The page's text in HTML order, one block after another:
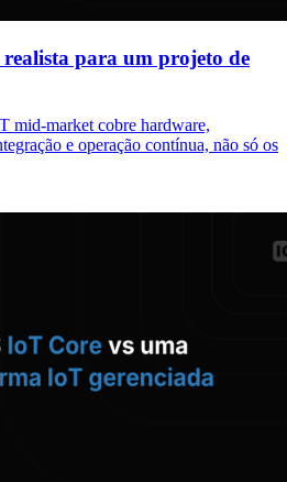
para um projeto de
mid-market cobre hardware,
e operação contínua, não só os